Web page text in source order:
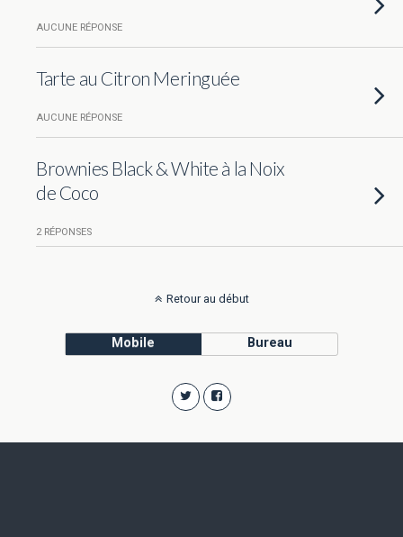
AUCUNE RÉPONSE
Tarte au Citron Meringuée
AUCUNE RÉPONSE
Brownies Black & White à la Noix
de Coco
2 RÉPONSES
Retour au début
Mobile Bureau